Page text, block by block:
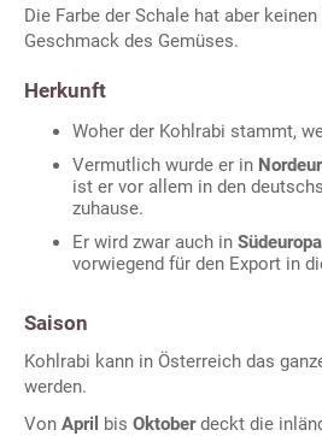
Die Farbe der Schale hat aber
Geschmack des Gemüses.
Herkunft
Woher der Kohlrabi stammt,
Vermutlich wurde er in
ist er vor allem in den
zuhause.
Er wird zwar auch in Südeuropa
vorwiegend für den Export in
Saison
Kohlrabi kann in Österreich das
werden.
Von April bis Oktoberdeckt die